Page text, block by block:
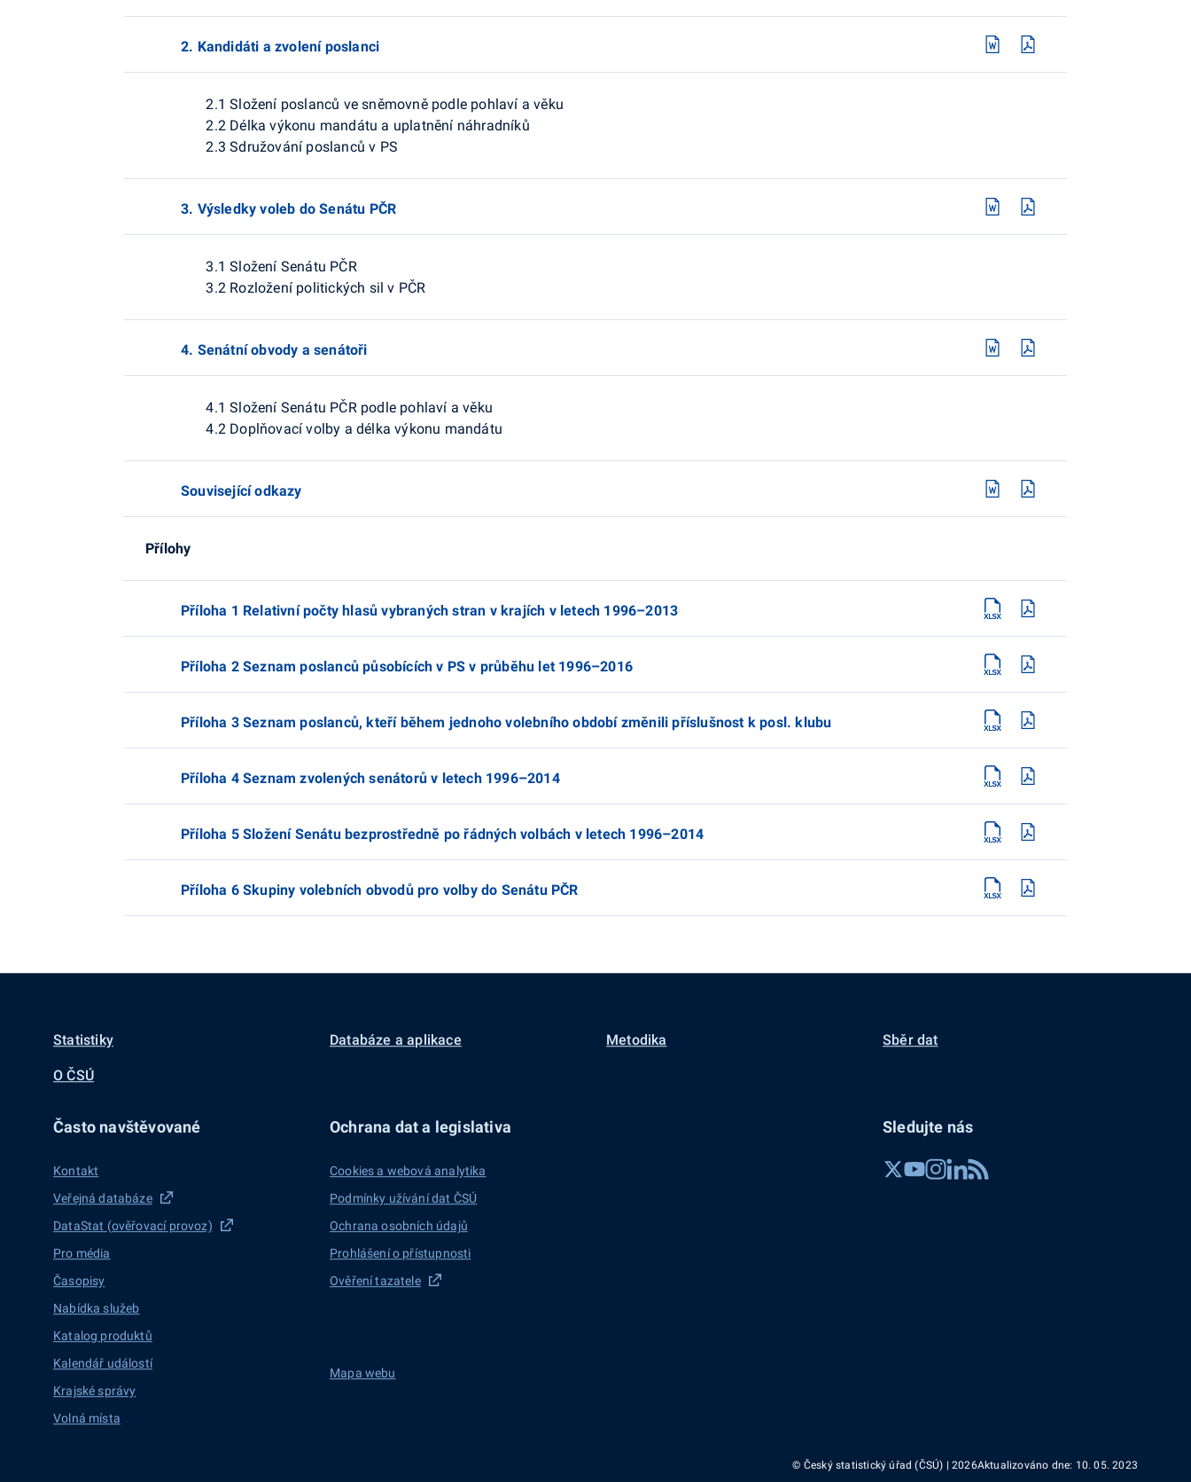
2. Kandidáti a zvolení poslanci
2.1 Složení poslanců ve sněmovně podle pohlaví a věku
2.2 Délka výkonu mandátu a uplatnění náhradníků
2.3 Sdružování poslanců v PS
3. Výsledky voleb do Senátu PČR
3.1 Složení Senátu PČR
3.2 Rozložení politických sil v PČR
4. Senátní obvody a senátoři
4.1 Složení Senátu PČR podle pohlaví a věku
4.2 Doplňovací volby a délka výkonu mandátu
Související odkazy
Přílohy
Příloha 1 Relativní počty hlasů vybraných stran v krajích v letech 1996–2013
Příloha 2 Seznam poslanců působících v PS v průběhu let 1996–2016
Příloha 3 Seznam poslanců, kteří během jednoho volebního období změnili příslušnost k posl. klubu
Příloha 4 Seznam zvolených senátorů v letech 1996–2014
Příloha 5 Složení Senátu bezprostředně po řádných volbách v letech 1996–2014
Příloha 6 Skupiny volebních obvodů pro volby do Senátu PČR
Statistiky Databáze a aplikace Metodika Sběr dat
O ČSÚ
Často navštěvované
Kontakt
Veřejná databáze
DataStat (ověřovací provoz)
Pro média
Časopisy
Nabídka služeb
Katalog produktů
Kalendář událostí
Krajské správy
Volná místa
Ochrana dat a legislativa
Cookies a webová analytika
Podmínky užívání dat ČSÚ
Ochrana osobních údajů
Prohlášení o přístupnosti
Ověření tazatele
Mapa webu
Sledujte nás
© Český statistický úřad (ČSÚ) | 2026Aktualizováno dne: 10. 05. 2023